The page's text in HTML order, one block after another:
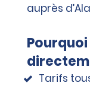
Tarifs